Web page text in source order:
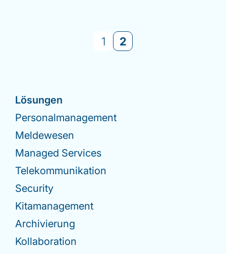
1 2
Lösungen
Personalmanagement
Meldewesen
Managed Services
Telekommunikation
Security
Kitamanagement
Archivierung
Kollaboration